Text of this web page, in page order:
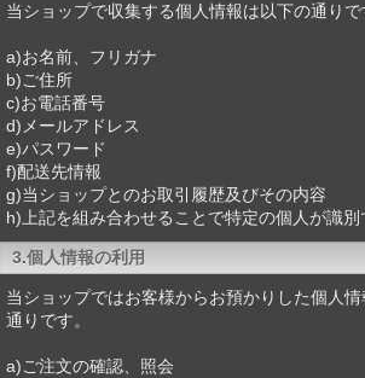
当ショップで収集する個人情報は以下の通りで
a)お名前、フリガナ
b)ご住所
c)お電話番号
d)メールアドレス
e)パスワード
f)配送先情報
g)当ショップとのお取引履歴及びその内容
h)上記を組み合わせることで特定の個人が識別
3.個人情報の利用
当ショップではお客様からお預かりした個人
通りです。
a)ご注文の確認、照会